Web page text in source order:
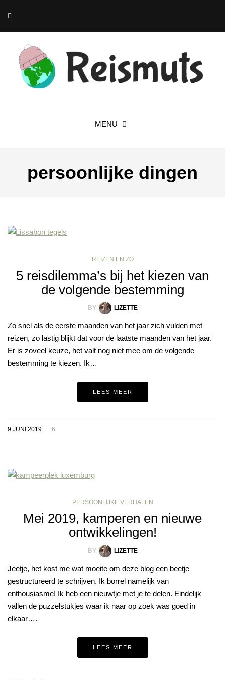
MENU
persoonlijke dingen
REIZEN EN ZO
5 reisdilemma’s bij het kiezen van
de volgende bestemming
BY LIZETTE
Zo snel als de eerste maanden van het jaar zich vulden met
reizen, zo lastig blijkt dat voor de laatste maanden van het jaar.
Er is zoveel keuze, het valt nog niet mee om de volgende
bestemming te kiezen. Ik…
LEES MEER
9 JUNI 2019 6
PERSOONLIJKE VERHALEN
Mei 2019, kamperen en nieuwe
ontwikkelingen!
BY LIZETTE
Jeetje, het kost me wat moeite om deze blog een beetje
gestructureerd te schrijven. Ik borrel namelijk van
enthousiasme! Ik heb een nieuwtje met je te delen. Eindelijk
vallen de puzzelstukjes waar ik naar op zoek was goed in
elkaar….
LEES MEER